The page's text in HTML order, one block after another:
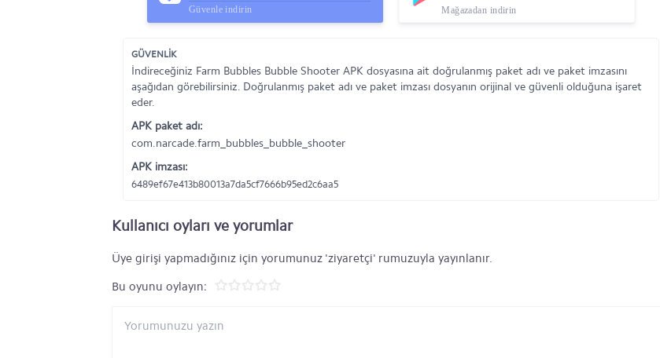
Güvenle indirin
Mağazadan indirin
GÜVENLİK
İndireceğiniz Farm Bubbles Bubble Shooter APK dosyasına ait doğrulanmış paket adı ve paket imzasını
aşağıdan görebilirsiniz. Doğrulanmış paket adı ve paket imzası dosyanın orijinal ve güvenli olduğuna işaret
eder.
APK paket adı:
com.narcade.farm_bubbles_bubble_shooter
APK imzası:
6489ef67e413b80013a7da5cf7666b95ed2c6aa5
Kullanıcı oyları ve yorumlar
Üye girişi yapmadığınız için yorumunuz 'ziyaretçi' rumuzuyla yayınlanır.
Bu oyunu oylayın: